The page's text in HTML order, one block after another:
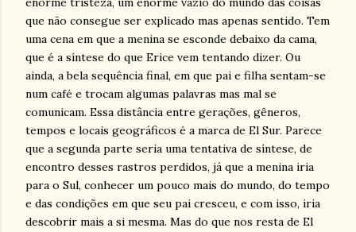
que não consegue ser explicado mas apenas sentido. Tem
uma cena em que a menina se esconde debaixo da cama,
que é a síntese do que Erice vem tentando dizer. Ou
ainda, a bela sequência final, em que pai e filha sentam-se
num café e trocam algumas palavras mas mal se
comunicam. Essa distância entre gerações, gêneros,
tempos e locais geográficos é a marca de El Sur. Parece
que a segunda parte seria uma tentativa de síntese, de
encontro desses rastros perdidos, já que a menina iria
para o Sul, conhecer um pouco mais do mundo, do tempo
e das condições em que seu pai cresceu, e com isso, iria
descobrir mais a si mesma. Mas do que nos resta de El